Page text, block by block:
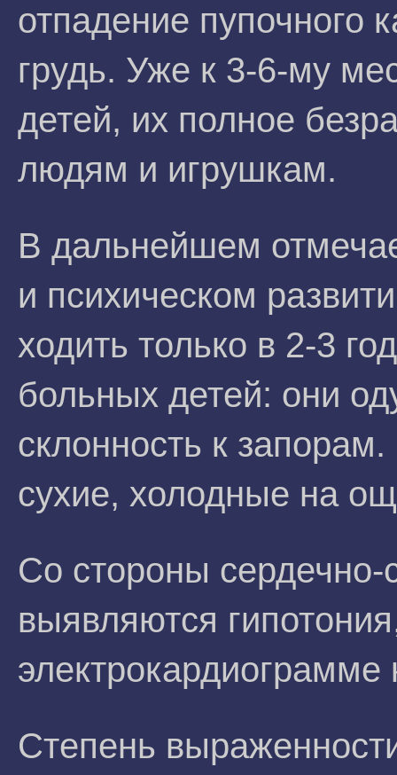
отпадение пупочного
грудь. Уже к 3-6-му
детей, их полное
людям и игрушкам.
В дальнейшем
и психическом
ходить только в 2-3
больных детей: они
склонность к
сухие, холодные на
Со стороны сердечно-
выявляются
электрокардиограмме
Степень